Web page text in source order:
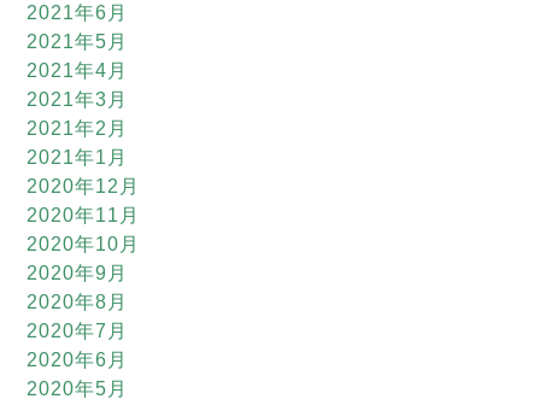
2021年6月
2021年5月
2021年4月
2021年3月
2021年2月
2021年1月
2020年12月
2020年11月
2020年10月
2020年9月
2020年8月
2020年7月
2020年6月
2020年5月